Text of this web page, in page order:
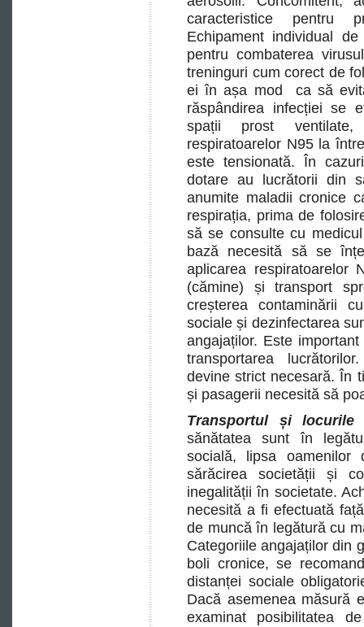
caracteristice pentru
Echipament individual
pentru combaterea
treninguri cum corect de
ei în așa mod ca să
răspândirea infecției se
spații prost ventilate,
respiratoarelor N95 la
este tensionată. În
dotare au lucrătorii din
anumite maladii cronice
respirația, prima de
să se consulte cu
bază necesită să se
aplicarea respiratoarelor
(cămine) și transport
creșterea contaminării
sociale și dezinfectarea
angajaților. Este
transportarea
devine strict necesară. În
și pasagerii necesită să
Transportul și
sănătatea sunt în
socială, lipsa
sărăcirea societății și
inegalității în societate.
necesită a fi efectuată
de muncă în legătură cu
Categoriile angajaților din
boli cronice, se
distanței sociale
Dacă asemenea măsură
examinat posibilitatea